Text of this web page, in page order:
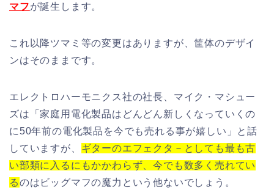
マフが誕生します。
これ以降ツマミ等の変更はありますが、筐体のデザイ
ンはそのままです。
エレクトロハーモニクス社の社長、マイク・マシュー
ズは「家庭用電化製品はどんどん新しくなっていくの
に50年前の電化製品を今でも売れる事が嬉しい」と話
していますが、 ギターのエフェクタ－としても最も古
い部類に入るにもかかわらず、今でも数多く売れてい
るのはビッグマフの魔力という他ないでしょう。